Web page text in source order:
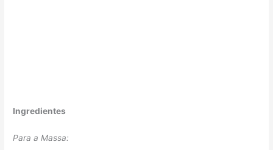
Ingredientes
Para a Massa: